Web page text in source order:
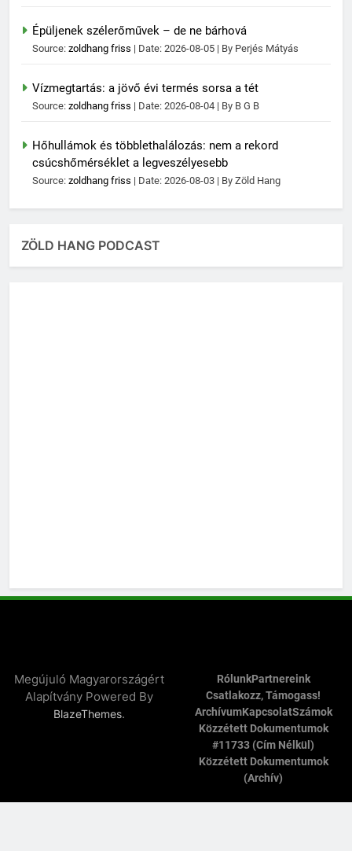
Épüljenek szélerőművek – de ne bárhová
Source: zoldhang friss Date: 2026-08-05 By Perjés Mátyás
Vízmegtartás: a jövő évi termés sorsa a tét
Source: zoldhang friss Date: 2026-08-04 By B G B
Hőhullámok és többlethalálozás: nem a rekord
csúcshőmérséklet a legveszélyesebb
Source: zoldhang friss Date: 2026-08-03 By Zöld Hang
ZÖLD HANG PODCAST
Megújuló Magyarországért
Alapítvány Powered By
BlazeThemes.
RólunkPartnereink
Csatlakozz, Támogass!
ArchívumKapcsolatSzámok
Közzétett Dokumentumok
#11733 (cím Nélkül)
Közzétett Dokumentumok
(archív)